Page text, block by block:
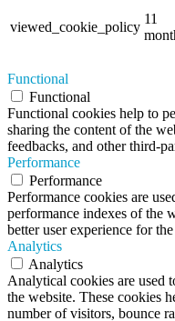
viewed_cookie_policy
11
Functional
Functional
Functional cookies help to
sharing the content of the
feedbacks, and other third-
Performance
Performance
Performance cookies are
performance indexes of the
better user experience for
Analytics
Analytics
Analytical cookies are used
the website. These cookies
number of visitors, bounce